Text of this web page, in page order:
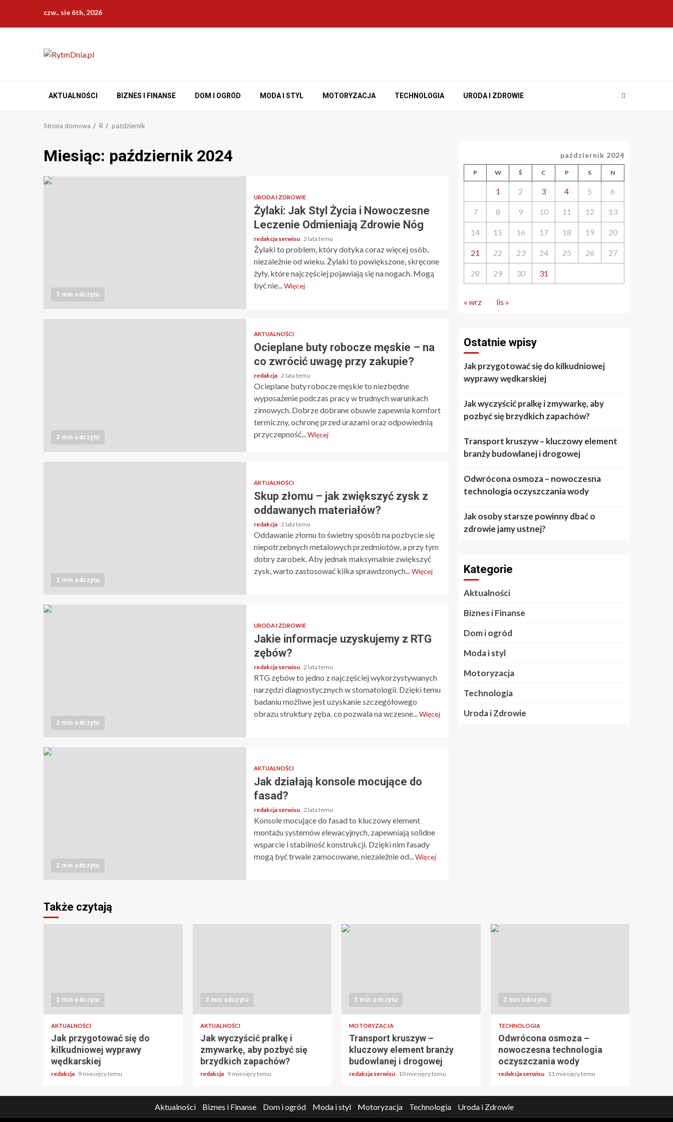
treści
czw.. sie 6th, 2026
AKTUALNOŚCI BIZNES I FINANSE DOM I OGRÓD MODA I STYL MOTORYZACJA TECHNOLOGIA URODA I ZDROWIE
Strona domowa R październik
Miesiąc: październik 2024
3 min odczytu
URODA I ZDROWIE
Żylaki: Jak Styl Życia i Nowoczesne
Leczenie Odmieniają Zdrowie Nóg
redakcja serwisu 2 lata temu
Żylaki to problem, który dotyka coraz więcej osób,
niezależnie od wieku. Żylaki to powiększone, skręcone
żyły, które najczęściej pojawiają się na nogach. Mogą
być nie...Więcej
2 min odczytu
AKTUALNOŚCI
Ocieplane buty robocze męskie – na
co zwrócić uwagę przy zakupie?
redakcja 2 lata temu
Ocieplane buty robocze męskie to niezbędne
wyposażenie podczas pracy w trudnych warunkach
zimowych. Dobrze dobrane obuwie zapewnia komfort
termiczny, ochronę przed urazami oraz odpowiednią
przyczepność...Więcej
2 min odczytu
AKTUALNOŚCI
Skup złomu – jak zwiększyć zysk z
oddawanych materiałów?
redakcja 2 lata temu
Oddawanie złomu to świetny sposób na pozbycie się
niepotrzebnych metalowych przedmiotów, a przy tym
dobry zarobek. Aby jednak maksymalnie zwiększyć
zysk, warto zastosować kilka sprawdzonych...Więcej
2 min odczytu
URODA I ZDROWIE
Jakie informacje uzyskujemy z RTG
zębów?
redakcja serwisu 2 lata temu
RTG zębów to jedno z najczęściej wykorzystywanych
narzędzi diagnostycznych w stomatologii. Dzięki temu
badaniu możliwe jest uzyskanie szczegółowego
obrazu struktury zęba, co pozwala na wczesne...Więcej
2 min odczytu
AKTUALNOŚCI
Jak działają konsole mocujące do
fasad?
redakcja serwisu 2 lata temu
Konsole mocujące do fasad to kluczowy element
montażu systemów elewacyjnych, zapewniają solidne
wsparcie i stabilność konstrukcji. Dzięki nim fasady
mogą być trwale zamocowane, niezależnie od...Więcej
październik 2024
P W Ś C P S N
1 2 3 4 5 6
7 8 9 10 11 12 13
14 15 16 17 18 19 20
21 22 23 24 25 26 27
28 29 30 31
« wrz lis »
Ostatnie wpisy
Jak przygotować się do kilkudniowej
wyprawy wędkarskiej
Jak wyczyścić pralkę i zmywarkę, aby
pozbyć się brzydkich zapachów?
Transport kruszyw – kluczowy element
branży budowlanej i drogowej
Odwrócona osmoza – nowoczesna
technologia oczyszczania wody
Jak osoby starsze powinny dbać o
zdrowie jamy ustnej?
Kategorie
Aktualności
Biznes i Finanse
Dom i ogród
Moda i styl
Motoryzacja
Technologia
Uroda i Zdrowie
Także czytają
2 min odczytu
AKTUALNOŚCI
Jak przygotować się do
kilkudniowej wyprawy
wędkarskiej
redakcja 9 miesięcy temu
3 min odczytu
AKTUALNOŚCI
Jak wyczyścić pralkę i
zmywarkę, aby pozbyć się
brzydkich zapachów?
redakcja 9 miesięcy temu
3 min odczytu
MOTORYZACJA
Transport kruszyw –
kluczowy element branży
budowlanej i drogowej
redakcja serwisu 10 miesięcy temu
2 min odczytu
TECHNOLOGIA
Odwrócona osmoza –
nowoczesna technologia
oczyszczania wody
redakcja serwisu 11 miesięcy temu
Aktualności Biznes i Finanse Dom i ogród Moda i styl Motoryzacja Technologia Uroda i Zdrowie